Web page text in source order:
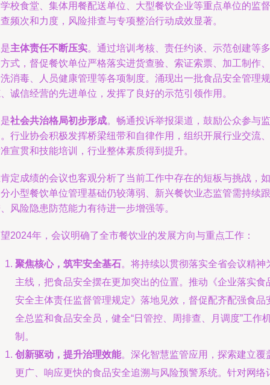
校食堂、集体用餐配送单位、大型餐饮企业等重点单位的监督
频次和力度，风险排查与专项整治行动成效显著。
主体责任不断压实。通过培训考核、责任约谈、示范创建等多
式，督促餐饮单位严格落实进货查验、索证索票、加工制作、
消毒、人员健康管理等各项制度。涌现出一批食品安全管理规
诚信经营的先进单位，发挥了良好的示范引领作用。
社会共治格局初步形成。畅通投诉举报渠道，鼓励公众参与监
行业协会积极发挥桥梁纽带和自律作用，组织开展行业交流、
宣贯和技能培训，行业整体素质得到提升。
定成绩的会议也客观分析了当前工作中存在的短板与挑战，如
小型餐饮单位管理基础仍较薄弱、新兴餐饮业态监管需持续跟
风险隐患防范能力有待进一步增强等。
2024年，会议明确了全市餐饮业的发展方向与重点工作：
聚焦核心，筑牢安全基石。将持续以贯彻落实全省会议精神
主线，把食品安全摆在更加突出的位置。推动《企业落实食
安全主体责任监督管理规定》落地见效，督促配齐配强食品
全总监和食品安全员，健全“日管控、周排查、月调度”工作
制。
创新驱动，提升治理效能。深化智慧监管应用，探索建立覆
更广、响应更快的食品安全追溯与风险预警系统。针对网络